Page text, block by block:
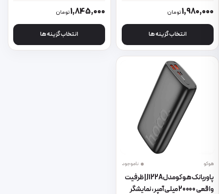
1,980,000تومان
انتخاب گزینه ها
این محصول دارای انواع مختلفی می باشد. گزینه ها ممکن است در
1,845,000تومان
انتخاب گزینه ها
این محصول دارای انواع مختلفی
هوکو ناموجود
پاوربانک هوکو مدل J122A | ظرفیت
واقعی 20000 میلی‌آمپر، نمایشگر